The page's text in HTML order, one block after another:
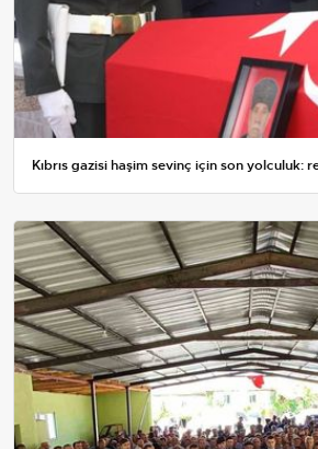
Kıbrıs gazisi haşim sevinç için son yolculuk: